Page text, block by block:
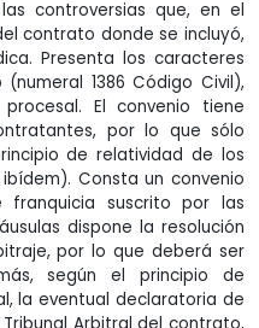
controversias que, en el
contrato donde se incluyó,
Presenta los caracteres
1386 Código Civil),
El convenio tiene
por lo que sólo
de relatividad de los
Consta un convenio
suscrito por las
dispone la resolución
por lo que deberá ser
según el principio de
la eventual declaratoria de